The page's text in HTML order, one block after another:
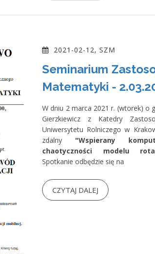
2021-02-12, SZM
Seminarium
Matematyki -
W dniu 2 marca 2021 r. (wtorek) o
Gierzkiewicz z Katedry
Uniwersytetu Rolniczego w
zdalny "Wspierany
chaotyczności modelu
Spotkanie odbędzie się na
CZYTAJ DALEJ